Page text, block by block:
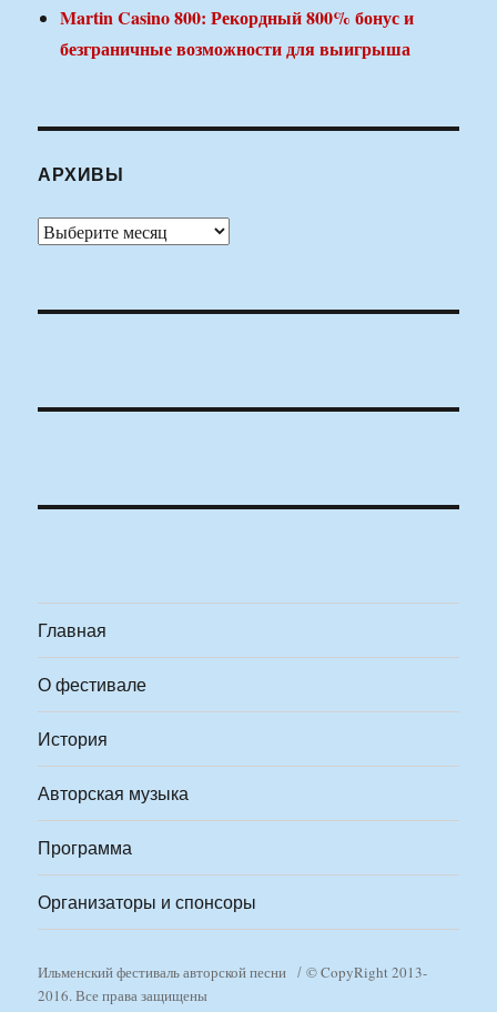
Martin Casino 800: Рекордный 800% бонус и
безграничные возможности для выигрыша
АРХИВЫ
Архивы
Главная
О фестивале
История
Авторская музыка
Программа
Организаторы и спонсоры
Ильменский фестиваль авторской песни
© CopyRight 2013-
2016. Все права защищены